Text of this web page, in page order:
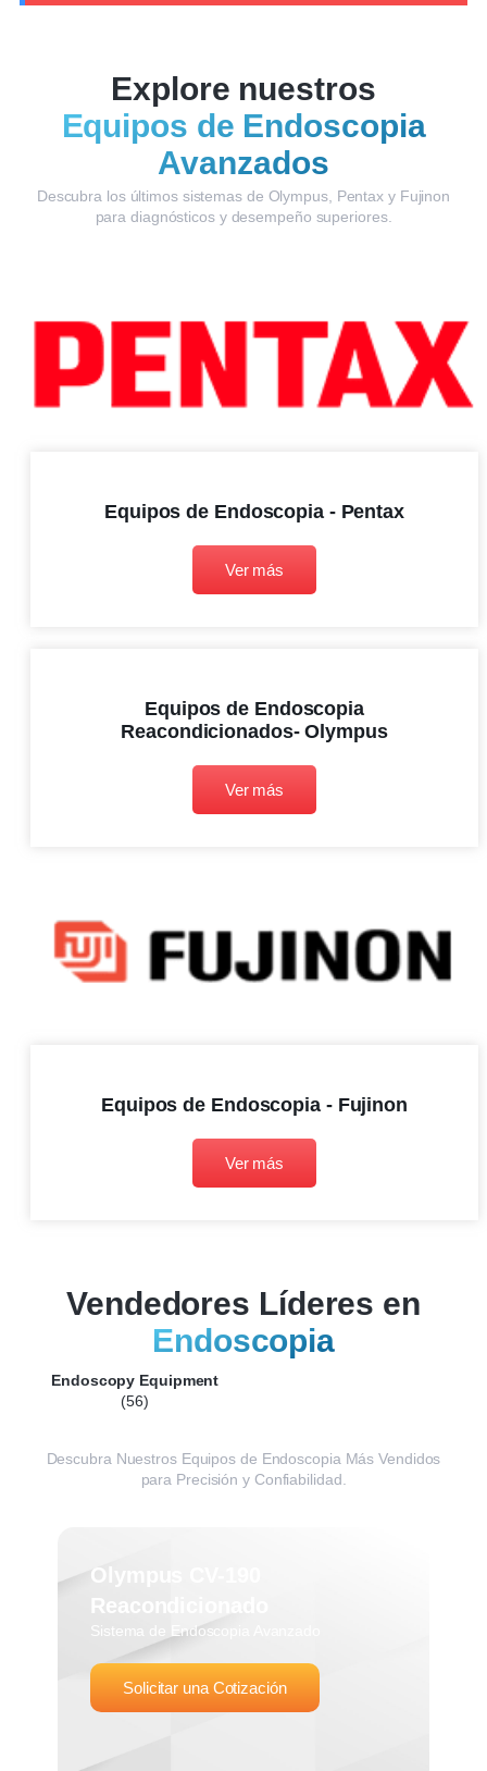
Explore nuestros
Equipos de Endoscopia
Avanzados
Descubra los últimos sistemas de Olympus, Pentax y Fujinon
para diagnósticos y desempeño superiores.
Equipos de Endoscopia - Pentax
Ver más
Equipos de Endoscopia
Reacondicionados- Olympus
Ver más
Equipos de Endoscopia - Fujinon
Ver más
Vendedores Líderes en
Endoscopia
Endoscopy Equipment
(56)
Descubra Nuestros Equipos de Endoscopia Más Vendidos
para Precisión y Confiabilidad.
Olympus CV-190
Sistema de Endoscopia Avanzado
Solicitar una Cotización